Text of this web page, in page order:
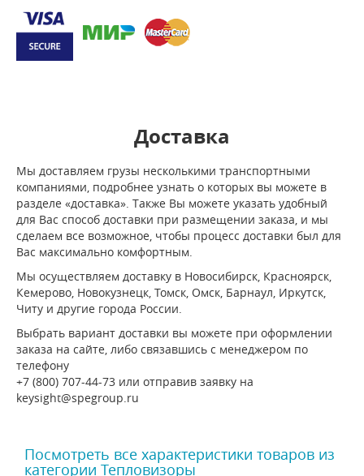
Доставка
Мы доставляем грузы несколькими транспортными
компаниями, подробнее узнать о которых вы можете в
разделе «доставка». Также Вы можете указать удобный
для Вас способ доставки при размещении заказа, и мы
сделаем все возможное, чтобы процесс доставки был для
Вас максимально комфортным.
Мы осуществляем доставку в Новосибирск, Красноярск,
Кемерово, Новокузнецк, Томск, Омск, Барнаул, Иркутск,
Читу и другие города России.
Выбрать вариант доставки вы можете при оформлении
заказа на сайте, либо связавшись с менеджером по
телефону
+7 (800) 707-44-73 или отправив заявку на
keysight@spegroup.ru
Посмотреть все характеристики товаров из
категории Тепловизоры